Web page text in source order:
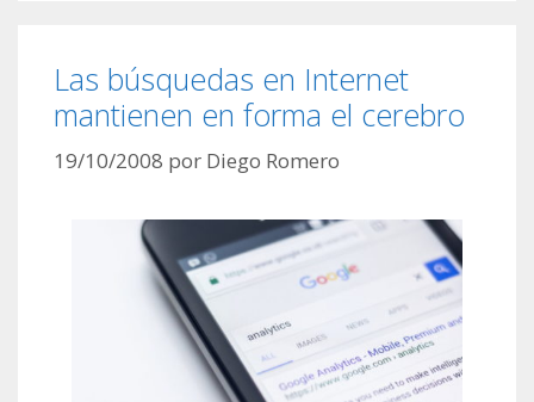
Las búsquedas en Internet
mantienen en forma el cerebro
19/10/2008 por Diego Romero